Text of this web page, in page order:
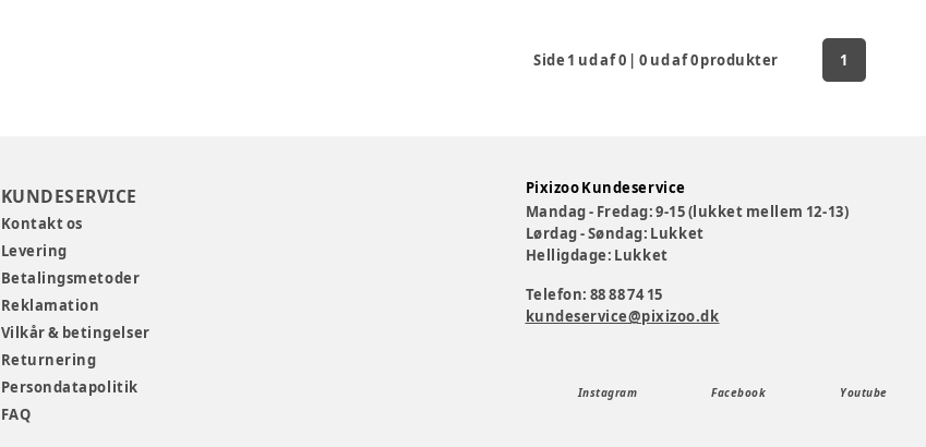
Side 1 ud af0 |0 ud af0produkter 1
KUNDESERVICE
Kontakt os
Levering
Betalingsmetoder
Reklamation
Vilkår & betingelser
Returnering
Persondatapolitik
FAQ
Pixizoo Kundeservice
Mandag - Fredag: 9-15 (lukket mellem 12-13)
Lørdag - Søndag: Lukket
Helligdage: Lukket
Telefon: 88 88 74 15
kundeservice@pixizoo.dk
Instagram Facebook Youtube